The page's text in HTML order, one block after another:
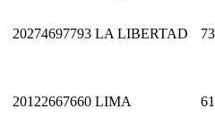
20274697793 LA LIBERTAD
20122667660 LIMA